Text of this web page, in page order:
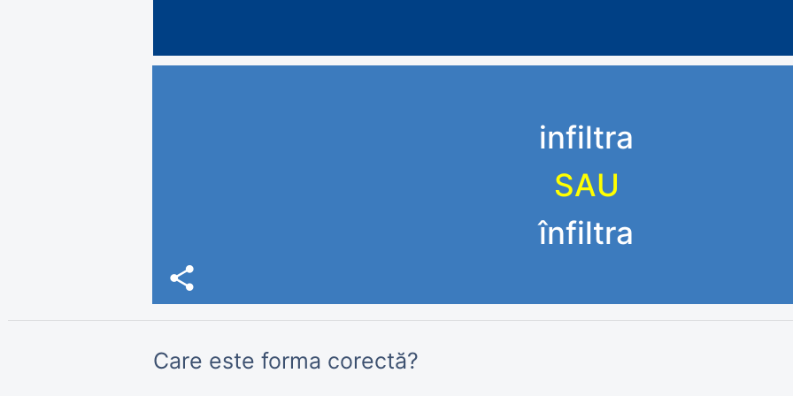
infiltra
SAU
înfiltra
share
Care este forma corectă?